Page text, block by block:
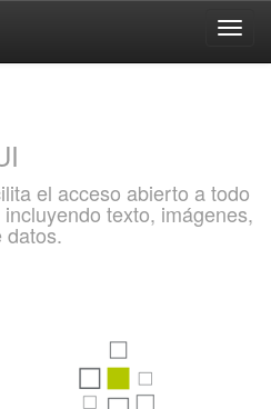
el acceso abierto a todo
texto, imágenes,
datos.